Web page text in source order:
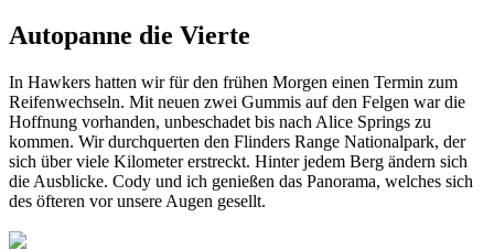
Autopanne die Vierte
In Hawkers hatten wir für den frühen Morgen einen Termin zum
Reifenwechseln. Mit neuen zwei Gummis auf den Felgen war die
Hoffnung vorhanden, unbeschadet bis nach Alice Springs zu
kommen. Wir durchquerten den Flinders Range Nationalpark, der
sich über viele Kilometer erstreckt. Hinter jedem Berg ändern sich
die Ausblicke. Cody und ich genießen das Panorama, welches sich
des öfteren vor unsere Augen gesellt.